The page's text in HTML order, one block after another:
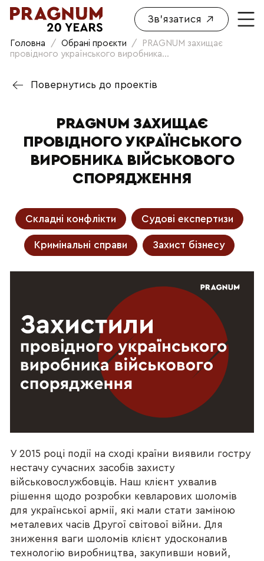
Зв'язатися
Головна / Обрані проєкти /
PRAGNUM захищає
провідного українського виробника...
Повернутись до проектів
PRAGNUM ЗАХИЩАЄ
ПРОВІДНОГО УКРАЇНСЬКОГО
ВИРОБНИКА ВІЙСЬКОВОГО
СПОРЯДЖЕННЯ
Складні конфлікти Судові експертизи
Кримінальні справи Захист бізнесу
У 2015 році події на сході країни виявили гостру
нестачу сучасних засобів захисту
військовослужбовців. Наш клієнт ухвалив
рішення щодо розробки кевларових шоломів
для української армії, які мали стати заміною
металевих часів Другої світової війни. Для
зниження ваги шоломів клієнт удосконалив
технологію виробництва, закупивши новий,